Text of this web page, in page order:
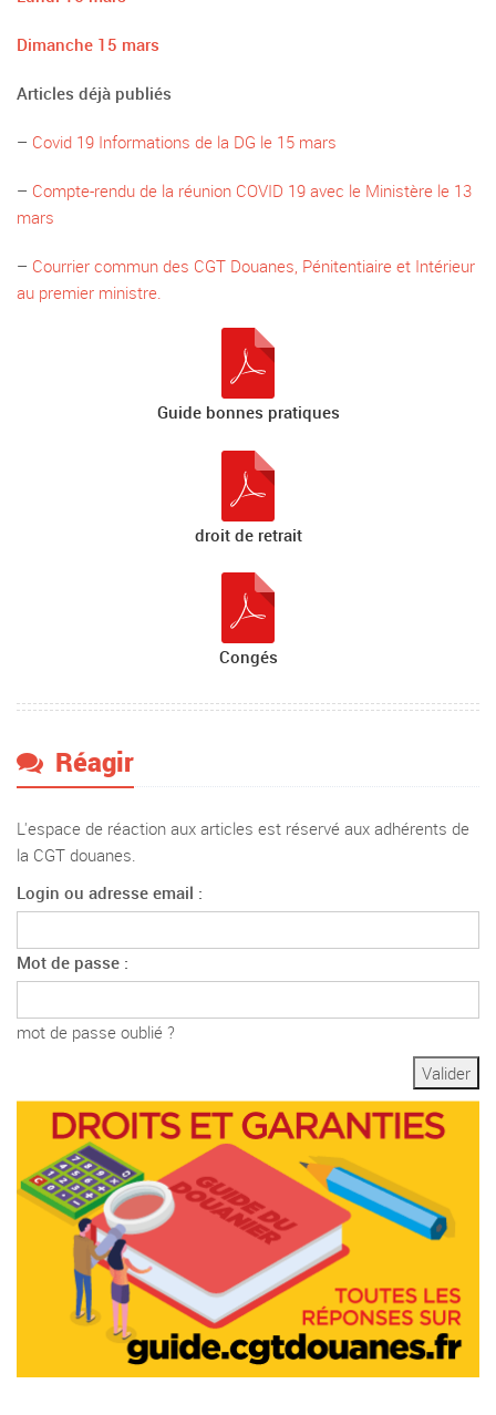
Dimanche 15 mars
Articles déjà publiés
– Covid 19 Informations de la DG le 15 mars
– Compte-rendu de la réunion COVID 19 avec le Ministère le 13
mars
– Courrier commun des CGT Douanes, Pénitentiaire et Intérieur
au premier ministre.
Guide bonnes pratiques
droit de retrait
Congés
Réagir
L'espace de réaction aux articles est réservé aux adhérents de
la CGT douanes.
Login ou adresse email :
Mot de passe :
mot de passe oublié ?